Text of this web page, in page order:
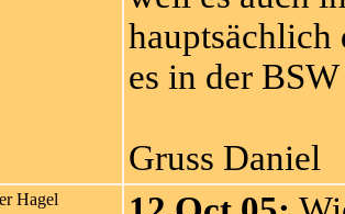
hauptsächlich
es in der
Gruss Daniel
Hagel